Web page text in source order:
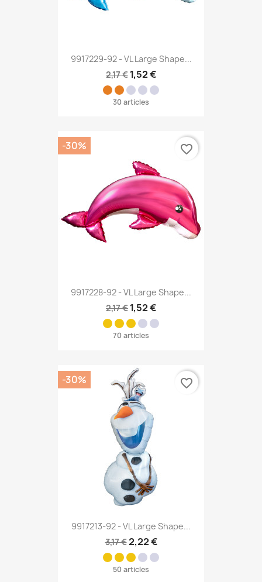
9917229-92 - VL Large Shape...
2,17 € 1,52 €
30 articles
9917228-92 - VL Large Shape...
2,17 € 1,52 €
70 articles
-30% favorite_border
9917213-92 - VL Large Shape...
3,17 €2,22 €
50 articles
-30% favorite_border